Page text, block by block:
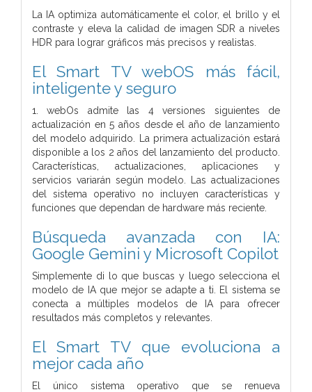
La IA optimiza automáticamente el color, el brillo y el
contraste y eleva la calidad de imagen SDR a niveles
HDR para lograr gráficos más precisos y realistas.
El Smart TV webOS más fácil,
inteligente y seguro
1. webOs admite las 4 versiones siguientes de
actualización en 5 años desde el año de lanzamiento
del modelo adquirido. La primera actualización estará
disponible a los 2 años del lanzamiento del producto.
Características, actualizaciones, aplicaciones y
servicios variarán según modelo. Las actualizaciones
del sistema operativo no incluyen características y
funciones que dependan de hardware más reciente.
Búsqueda avanzada con IA:
Google Gemini y Microsoft Copilot
Simplemente di lo que buscas y luego selecciona el
modelo de IA que mejor se adapte a ti. El sistema se
conecta a múltiples modelos de IA para ofrecer
resultados más completos y relevantes.
El Smart TV que evoluciona a
mejor cada año
El único sistema operativo que se renueva